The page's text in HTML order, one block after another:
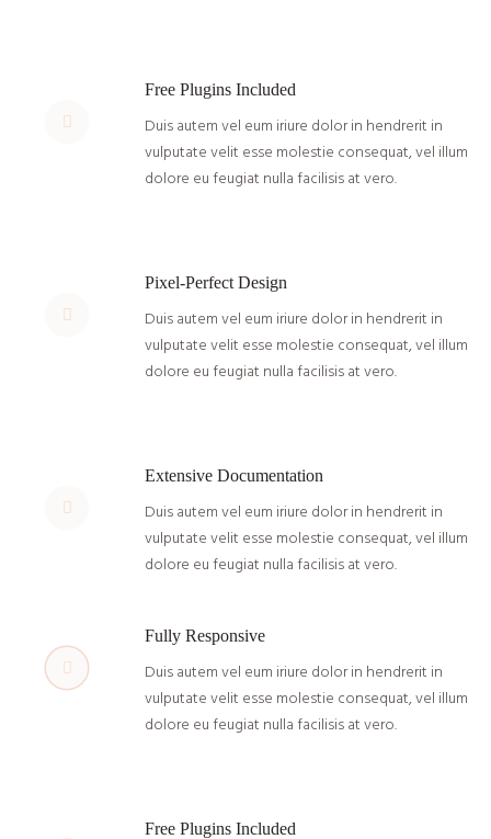
Free Plugins Included
Duis autem vel eum iriure dolor in hendrerit in
vulputate velit esse molestie consequat, vel illum
dolore eu feugiat nulla facilisis at vero.
Pixel-Perfect Design
Duis autem vel eum iriure dolor in hendrerit in
vulputate velit esse molestie consequat, vel illum
dolore eu feugiat nulla facilisis at vero.
Extensive Documentation
Duis autem vel eum iriure dolor in hendrerit in
vulputate velit esse molestie consequat, vel illum
dolore eu feugiat nulla facilisis at vero.
Fully Responsive
Duis autem vel eum iriure dolor in hendrerit in
vulputate velit esse molestie consequat, vel illum
dolore eu feugiat nulla facilisis at vero.
Free Plugins Included